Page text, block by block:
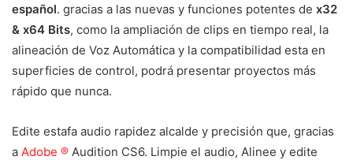
español. gracias a las nuevas y funciones potentes de x32
& x64 Bits, como la ampliación de clips en tiempo real, la
alineación de Voz Automática y la compatibilidad esta en
superficies de control, podrá presentar proyectos más
rápido que nunca.
Edite estafa audio rapidez alcalde y precisión que, gracias
a Adobe ® Audition CS6. Limpie el audio, Alinee y edite